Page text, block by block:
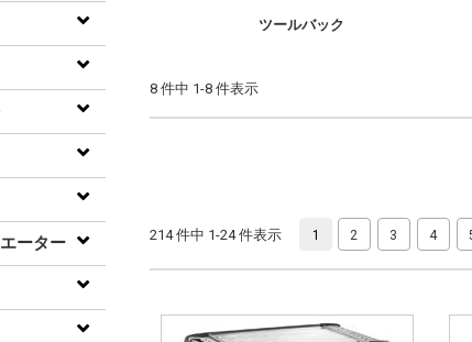
ーター
ツールバック
8 件中 1-8 件表示
214 件中 1-24 件表示 1 2 3 4